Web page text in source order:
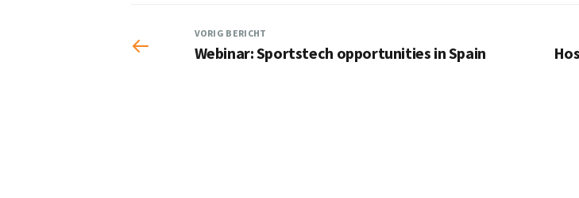
VORIG BERICHT
Webinar: Sportstech opportunities in Spain